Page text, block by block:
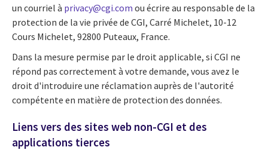
un courriel à privacy@cgi.com ou écrire au responsable de la
protection de la vie privée de CGI, Carré Michelet, 10-12
Cours Michelet, 92800 Puteaux, France.
Dans la mesure permise par le droit applicable, si CGI ne
répond pas correctement à votre demande, vous avez le
droit d'introduire une réclamation auprès de l'autorité
compétente en matière de protection des données.
Liens vers des sites web non-CGI et des
applications tierces